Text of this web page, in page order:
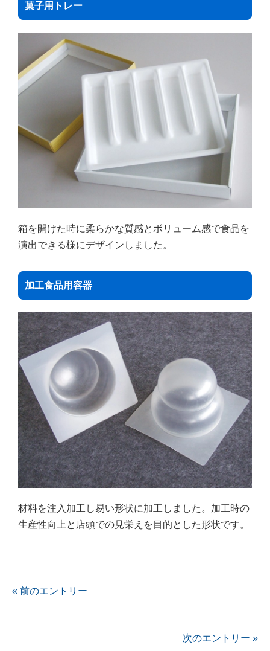
菓子用トレー
箱を開けた時に柔らかな質感とボリューム感で食品を
演出できる様にデザインしました。
加工食品用容器
材料を注入加工し易い形状に加工しました。加工時の
生産性向上と店頭での見栄えを目的とした形状です。
« 前のエントリー
次のエントリー »